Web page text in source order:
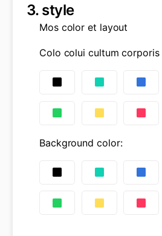
3. style
Mos color et layout
Colo colui cultum corporis
Background color: